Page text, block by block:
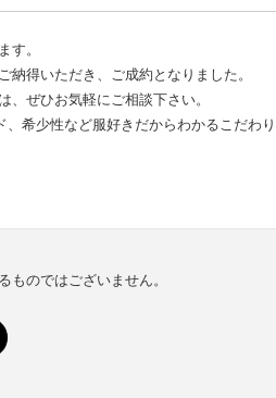
す。
得いただき、ご成約となりました。
ぜひお気軽にご相談下さい。
希少性など服好きだからわかるこだわ
のではございません。